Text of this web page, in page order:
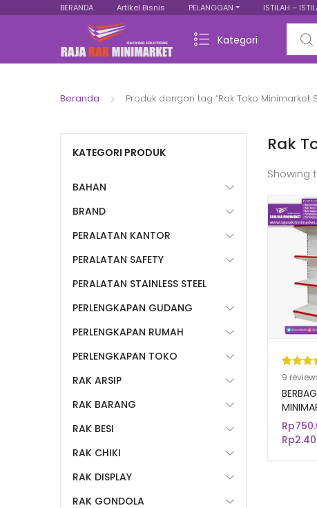
BERANDA Artikel Bisnis PELANGGAN ISTILAH –
Kategori
Beranda Produk dengan tag “Rak Toko
Rak
Showing
4.89
9
9
TOKO
Rp
Rp
KATEGORI PRODUK
BAHAN
BRAND
PERALATAN KANTOR
PERALATAN SAFETY
PERALATAN STAINLESS STEEL
PERLENGKAPAN GUDANG
PERLENGKAPAN RUMAH
PERLENGKAPAN TOKO
RAK ARSIP
RAK BARANG
RAK BESI
RAK CHIKI
RAK DISPLAY
RAK GONDOLA